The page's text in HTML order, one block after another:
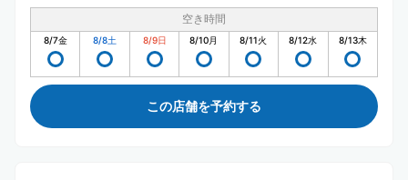
空き時間
8/7金 8/8土 8/9日 8/10月 8/11火 8/12水 8/13木
この店舗を予約する